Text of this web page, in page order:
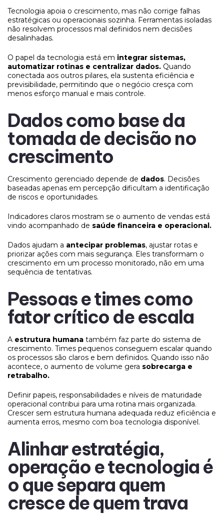
Tecnologia apoia o crescimento, mas não corrige falhas
estratégicas ou operacionais sozinha. Ferramentas isoladas
não resolvem processos mal definidos nem decisões
desalinhadas.
O papel da tecnologia está em integrar sistemas,
automatizar rotinas e centralizar dados. Quando
conectada aos outros pilares, ela sustenta eficiência e
previsibilidade, permitindo que o negócio cresça com
menos esforço manual e mais controle.
Dados como base da
tomada de decisão no
crescimento
Crescimento gerenciado depende de dados. Decisões
baseadas apenas em percepção dificultam a identificação
de riscos e oportunidades.
Indicadores claros mostram se o aumento de vendas está
vindo acompanhado de saúde financeira e operacional.
Dados ajudam a antecipar problemas, ajustar rotas e
priorizar ações com mais segurança. Eles transformam o
crescimento em um processo monitorado, não em uma
sequência de tentativas.
Pessoas e times como
fator crítico de escala
A estrutura humana também faz parte do sistema de
crescimento. Times pequenos conseguem escalar quando
os processos são claros e bem definidos. Quando isso não
acontece, o aumento de volume gera sobrecarga e
retrabalho.
Definir papeis, responsabilidades e níveis de maturidade
operacional contribui para uma rotina mais organizada.
Crescer sem estrutura humana adequada reduz eficiência e
aumenta erros, mesmo com boa tecnologia disponível.
Alinhar estratégia,
operação e tecnologia é
o que separa quem
cresce de quem trava